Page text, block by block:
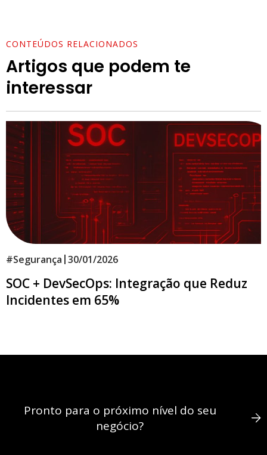
CONTEÚDOS RELACIONADOS
Artigos que podem te
interessar
#Segurança |30/01/2026
SOC + DevSecOps: Integração que Reduz
Incidentes em 65%
Pronto para o próximo nível do seu
negócio?